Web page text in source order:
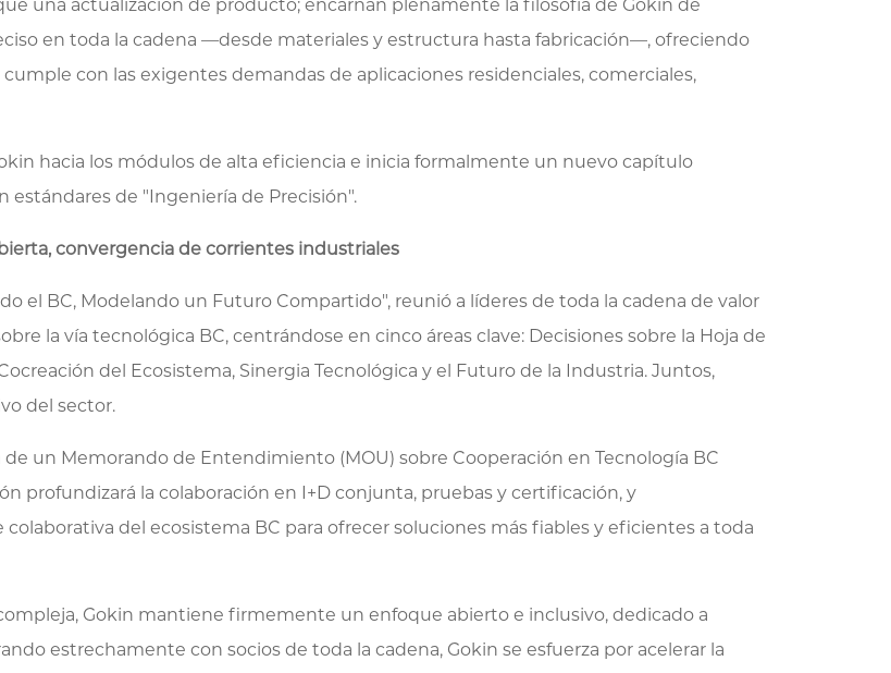
una actualización de producto; encarnan plenamente la filosofía de Gokin de
en toda la cadena —desde materiales y estructura hasta fabricación—, ofreciendo
con las exigentes demandas de aplicaciones residenciales, comerciales,
hacia los módulos de alta eficiencia e inicia formalmente un nuevo capítulo
estándares de "Ingeniería de Precisión".
convergencia de corrientes industriales
el BC, Modelando un Futuro Compartido", reunió a líderes de toda la cadena de valor
la vía tecnológica BC, centrándose en cinco áreas clave: Decisiones sobre la Hoja de
del Ecosistema, Sinergia Tecnológica y el Futuro de la Industria. Juntos,
del sector.
un Memorando de Entendimiento (MOU) sobre Cooperación en Tecnología BC
profundizará la colaboración en I+D conjunta, pruebas y certificación, y
del ecosistema BC para ofrecer soluciones más fiables y eficientes a toda
Gokin mantiene firmemente un enfoque abierto e inclusivo, dedicado a
estrechamente con socios de toda la cadena, Gokin se esfuerza por acelerar la